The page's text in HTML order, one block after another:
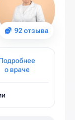
92 отзыва
о враче